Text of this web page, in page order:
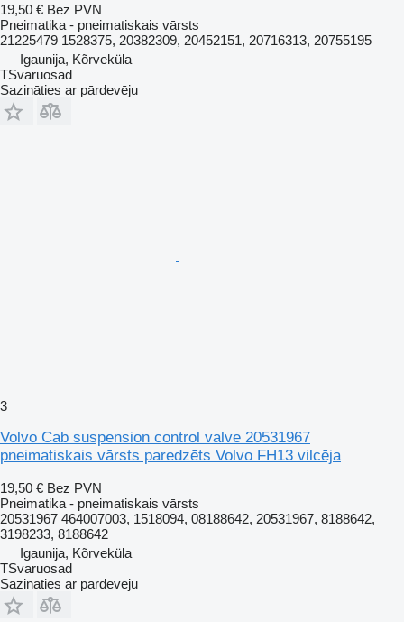
19,50 € Bez PVN
Pneimatika - pneimatiskais vārsts
21225479 1528375, 20382309, 20452151, 20716313, 20755195
Igaunija, Kõrveküla
TSvaruosad
Sazināties ar pārdevēju
3
Volvo Cab suspension control valve 20531967
pneimatiskais vārsts paredzēts Volvo FH13 vilcēja
19,50 € Bez PVN
Pneimatika - pneimatiskais vārsts
20531967 464007003, 1518094, 08188642, 20531967, 8188642,
3198233, 8188642
Igaunija, Kõrveküla
TSvaruosad
Sazināties ar pārdevēju